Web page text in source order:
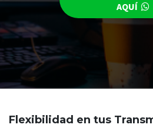
AQUÍ
Flexibilidad en tus